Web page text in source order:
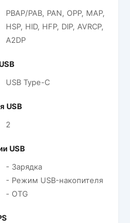
PBAP/PAB, PAN, OPP, MAP,
HSP, HID, HFP, DIP, AVRCP,
A2DP
USB Type-C
USB
2
USB
- Зарядка
- Режим USB-накопителя
- OTG